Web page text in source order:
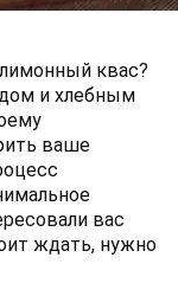
квас?
и хлебным
ваше
вас
ждать, нужно